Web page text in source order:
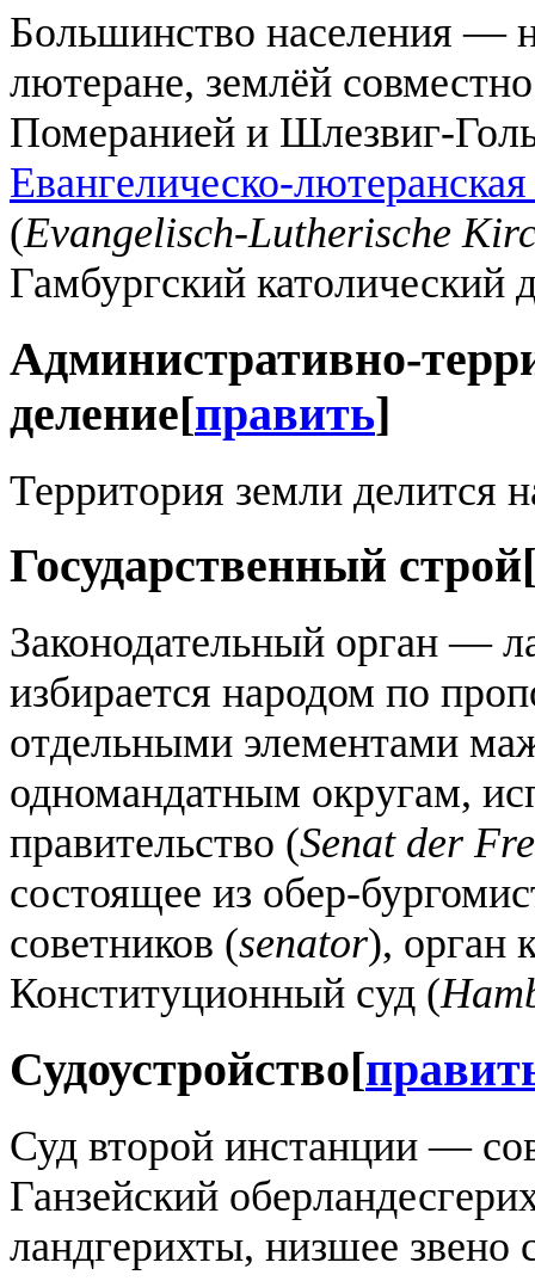
Большинство населения
лютеране, землёй
Померанией и Шлезвиг-
Евангелическо-
(Evangelisch-Lutherische
Гамбургский католический
Административно-
деление[править]
Территория земли делится
Государственный строй
Законодательный орган —
избирается народом по
отдельными элементами
одномандатным округам,
правительство (Senat der
состоящее из обер-
советников (senator), орган
Конституционный суд (
Судоустройство[
Суд второй инстанции —
Ганзейский
ландгерихты, низшее